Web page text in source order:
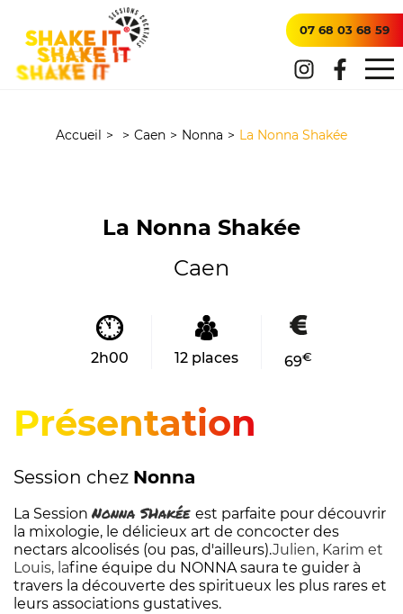
07 68 03 68 59
Accueil > > Caen > Nonna > La Nonna Shakée
La Nonna Shakée
Caen
2h00 12 places 69€
Présentation
Session chez Nonna
La Session Nonna SHakée est parfaite pour découvrir
la mixologie, le délicieux art de concocter des
nectars alcoolisés (ou pas, d'ailleurs).Julien, Karim et
Louis, lafine équipe du NONNAsaura te guider à
travers la découverte des spiritueux les plus rares et
leurs associations gustatives.